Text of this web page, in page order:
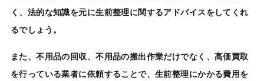
く、法的な知識を元に生前整理に関するアドバイスをしてくれ
るでしょう。
また、不用品の回収、不用品の搬出作業だけでなく、高価買取
を行っている業者に依頼することで、生前整理にかかる費用を